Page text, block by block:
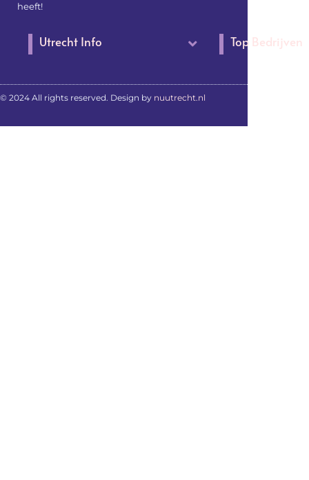
heeft!
Utrecht Info Top Bedrijven
© 2024 All rights reserved. Design by nuutrecht.nl